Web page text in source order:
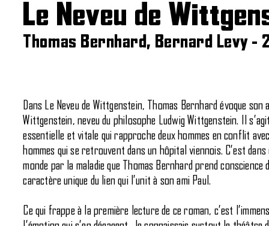
Le Neveu de
Thomas Bernhard, Bernard Levy -
Dans Le Neveu de Wittgenstein, Thomas Bernhard évoque son
Wittgenstein, neveu du philosophe Ludwig Wittgenstein. Il
essentielle et vitale qui rapproche deux hommes en conflit
hommes qui se retrouvent dans un hôpital viennois. C’est
monde par la maladie que Thomas Bernhard prend conscience
caractère unique du lien qui l’unit à son ami Paul.
Ce qui frappe à la première lecture de ce roman, c’est